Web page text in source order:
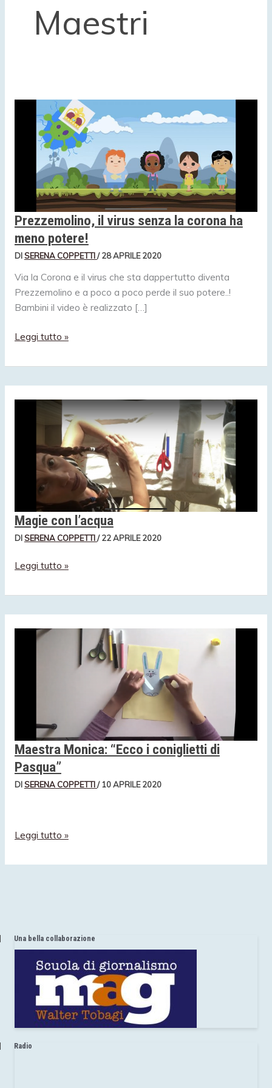
Maestri
Prezzemolino, il virus senza la corona ha
meno potere!
DISERENA COPPETTI/28 APRILE 2020
Via la Corona e il virus che sta dappertutto diventa
Prezzemolino e a poco a poco perde il suo potere..!
Bambini il video è realizzato […]
Prezzemolino,
virus
la
meno
potere!
Leggi tutto »
Magie con l’acqua
DISERENA COPPETTI/22 APRILE 2020
Magie
l’acqua
Leggi tutto »
Maestra Monica: “Ecco i coniglietti di
Pasqua”
DISERENA COPPETTI/ 10 APRILE 2020
Maestra
“Ecco
Leggi tutto »
Una bella collaborazione
Radio